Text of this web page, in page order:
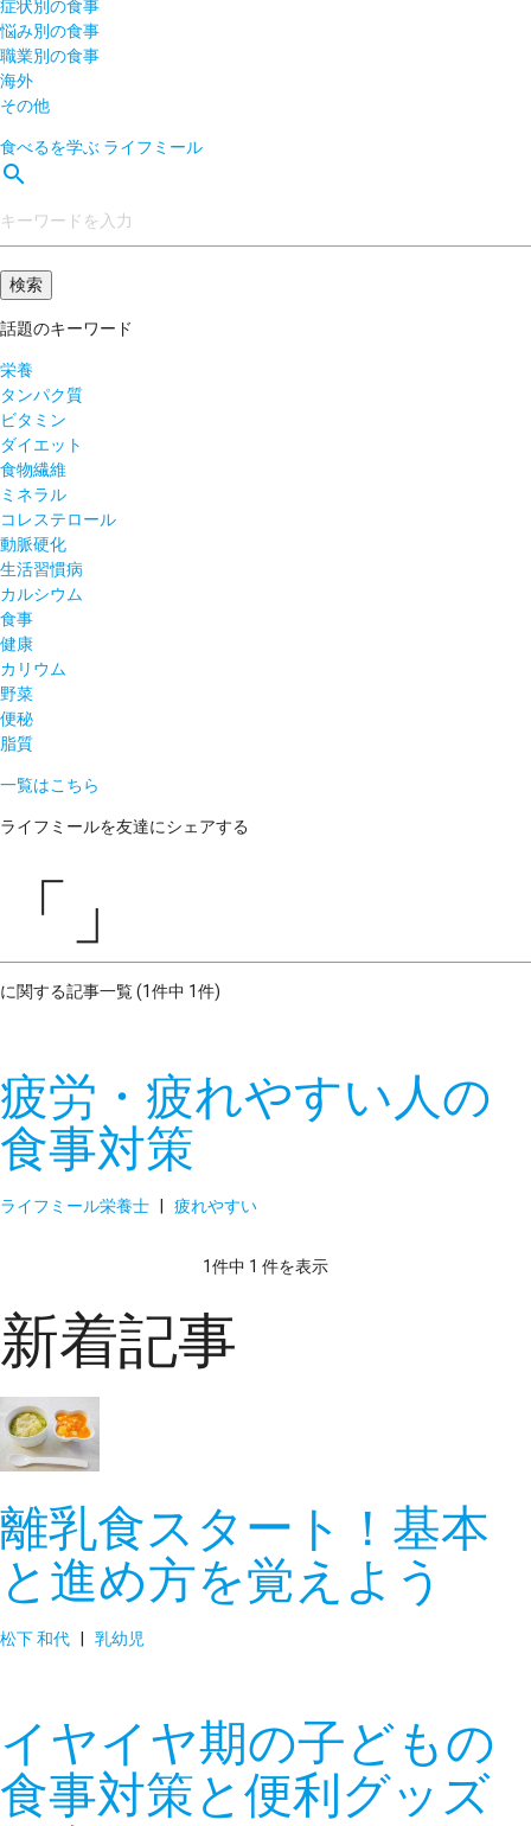
症状別の食事
悩み別の食事
職業別の食事
海外
その他
食べるを学ぶ ライフミール
search
話題のキーワード
栄養
タンパク質
ビタミン
ダイエット
食物繊維
ミネラル
コレステロール
動脈硬化
生活習慣病
カルシウム
食事
健康
カリウム
野菜
便秘
脂質
一覧はこちら
ライフミールを友達にシェアする
「」
に関する記事一覧 (1件中 1件)
疲労・疲れやすい人の
食事対策
ライフミール栄養士 | 疲れやすい
1件中 1 件を表示
新着記事
離乳食スタート！基本
と進め方を覚えよう
松下 和代 | 乳幼児
イヤイヤ期の子どもの
食事対策と便利グッズ